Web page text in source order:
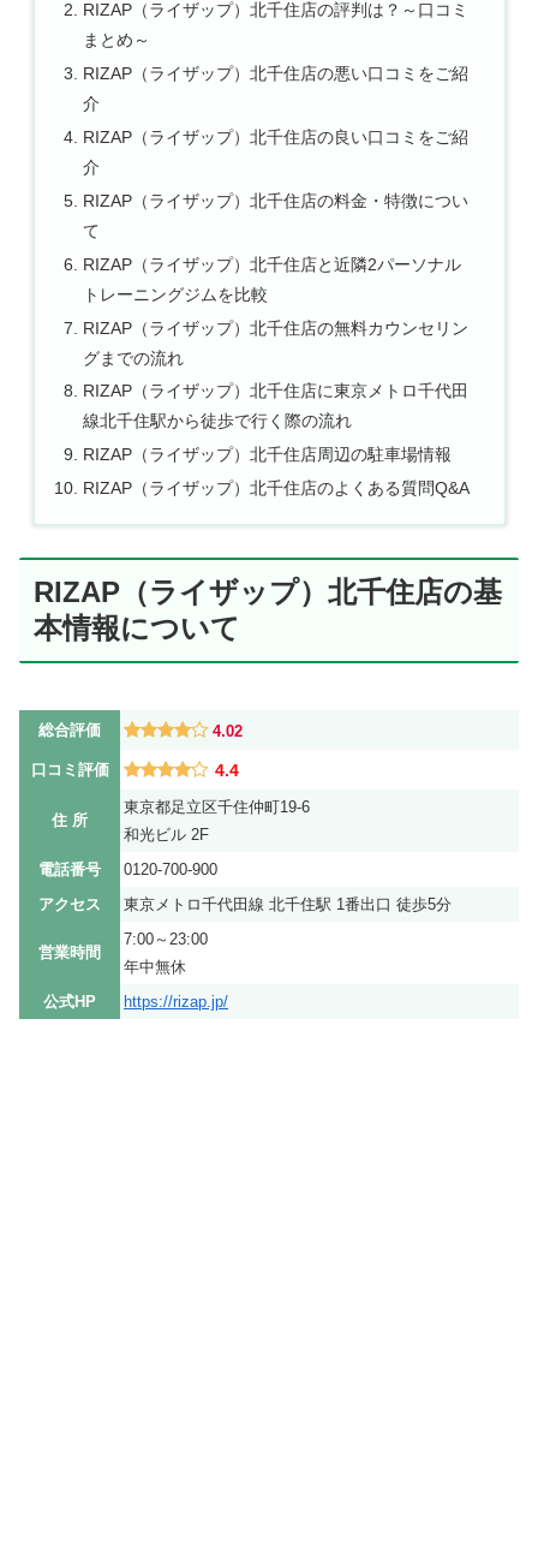
RIZAP（ライザップ）北千住店の評判は？～口コミ
まとめ～
RIZAP（ライザップ）北千住店の悪い口コミをご紹
介
RIZAP（ライザップ）北千住店の良い口コミをご紹
介
RIZAP（ライザップ）北千住店の料金・特徴につい
て
RIZAP（ライザップ）北千住店と近隣2パーソナル
トレーニングジムを比較
RIZAP（ライザップ）北千住店の無料カウンセリン
グまでの流れ
RIZAP（ライザップ）北千住店に東京メトロ千代田
線北千住駅から徒歩で行く際の流れ
RIZAP（ライザップ）北千住店周辺の駐車場情報
RIZAP（ライザップ）北千住店のよくある質問Q&A
RIZAP（ライザップ）北千住店の基
本情報について
総合評価 4.02
口コミ評価 4.4
住 所
東京都足立区千住仲町19-6
和光ビル 2F
電話番号
0120-700-900
アクセス
東京メトロ千代田線 北千住駅 1番出口 徒歩5分
営業時間
7:00～23:00
年中無休
公式HP
https://rizap.jp/